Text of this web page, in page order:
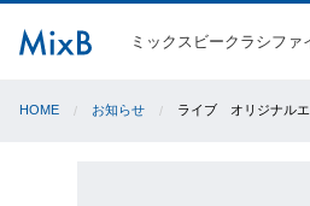
ミックスビークラシファ
HOME お知らせ ライブ オリジナル